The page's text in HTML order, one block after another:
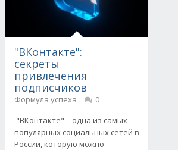
"ВКонтакте":
секреты
привлечения
подписчиков
Формула успеха
0
"ВКонтакте" – одна из самых
популярных социальных сетей в
России, которую можно